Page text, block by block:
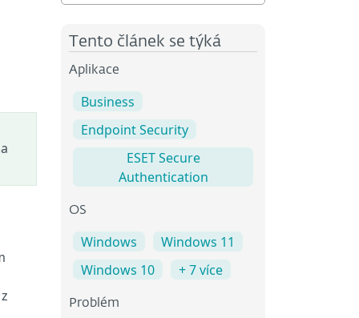
Tento článek se týká
Aplikace
Business
Endpoint Security
ESET Secure
Authentication
OS
Windows
Windows 11
Windows 10
+ 7 více
Problém